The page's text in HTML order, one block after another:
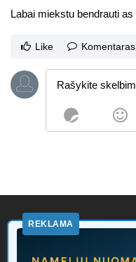
Labai miekstu bendrauti as
Like Komentaras
REKLAMA